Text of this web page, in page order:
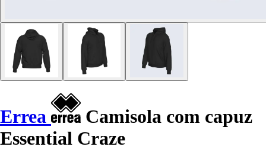
Errea
Camisola com capuz
Essential Craze